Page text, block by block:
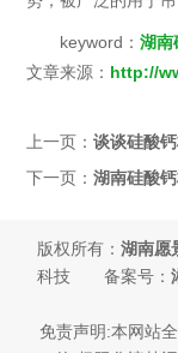
keyword：湖南
文章来源： http://
上一页：谈谈硅酸
下一页：湖南硅酸
版权所有：湖南愿
科技 备案号：
免责声明:本网站